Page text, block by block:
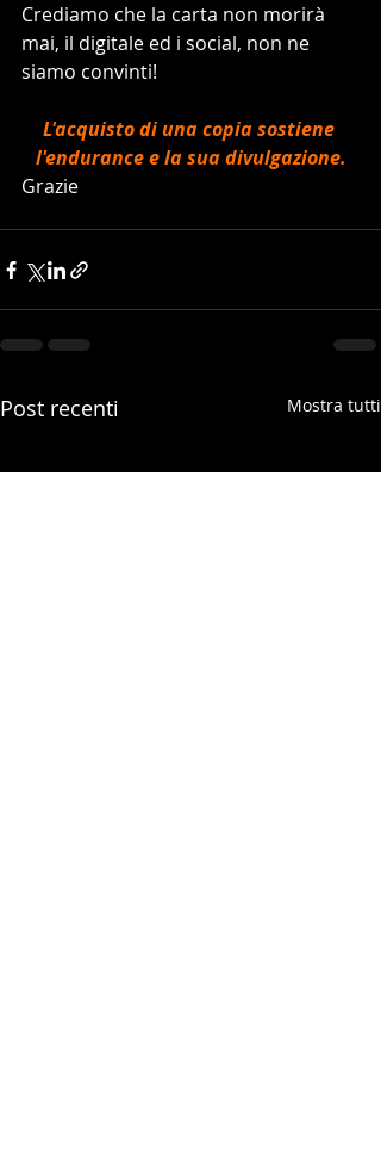
Crediamo che la carta non morirà
mai, il digitale ed i social, non ne
siamo convinti!
L'acquisto di una copia sostiene
l'endurance e la sua divulgazione.
Grazie
Post recenti Mostra tutti